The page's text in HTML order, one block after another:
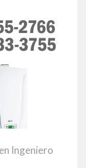
Ingeniero